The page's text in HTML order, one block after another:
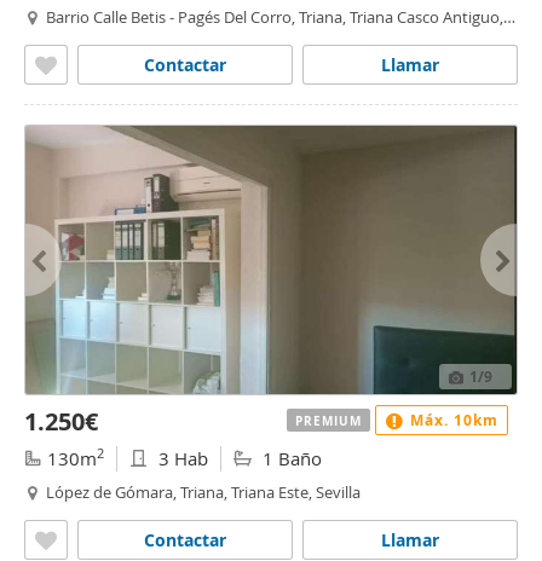
Barrio Calle Betis - Pagés Del Corro, Triana, Triana Casco Antiguo,
Llamar
Contactar
1/9
1.250€
130m2 3 Hab 1 Baño
López de Gómara, Triana, Triana Este, Sevilla
Llamar
Contactar
PREMIUM Máx. 10km